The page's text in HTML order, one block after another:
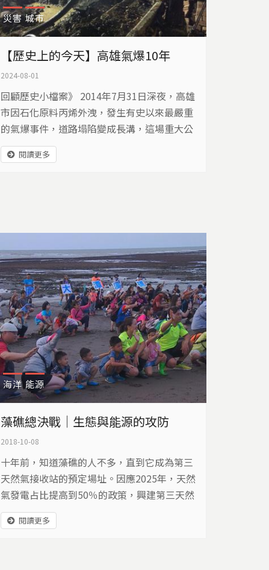
災害 城市
【歷史上的今天】高雄氣爆10年
2024-08-01
回顧歷史小檔案》 2014年7月31日深夜，高雄
市因石化原料丙烯外洩，發生有史以來最嚴重
的氣爆事件，道路塌陷變成長溝，這場重大公
安意外造成32人死亡、321人輕重傷，共計有3
140多人受災。
閱讀更多
海洋 能源
藻礁總決戰｜生態與能源的攻防
2018-10-08
十年前，知道藻礁的人不多，直到它成為第三
天然氣接收站的預定場址。因應2025年，天然
氣發電占比提高到50％的政策，興建第三天然
氣接收站，迫在眉睫，這場能源需求與生態保
育的拉鋸，能否藉由環評制度，留給藻礁公平
閱讀更多